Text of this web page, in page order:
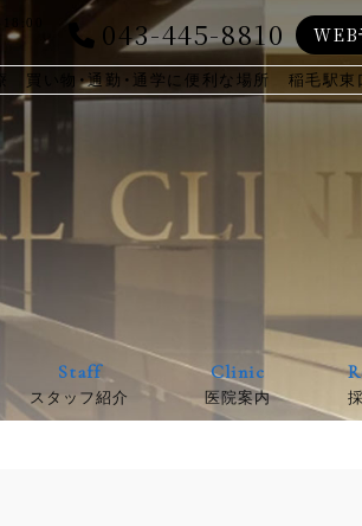
043-445-8810 WEB
買い物・通勤・通学に便利な場所 稲毛駅東
Staff
スタッフ紹介
Clinic
医院案内